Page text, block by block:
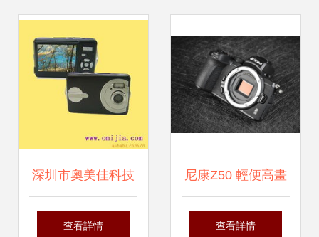
深圳市奧美佳科技
· 迷你數碼相機系
查看詳情
尼康Z50 輕便高畫
質，迷你專業微單
查看詳情